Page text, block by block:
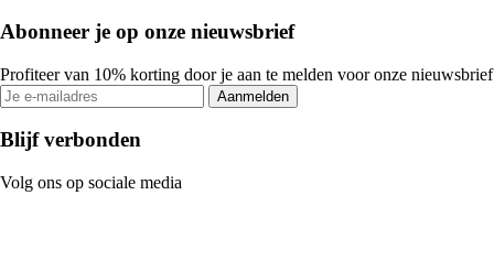
Abonneer je op onze nieuwsbrief
Profiteer van 10% korting door je aan te melden voor onze nieuwsbrief
Aanmelden
Blijf verbonden
Volg ons op sociale media